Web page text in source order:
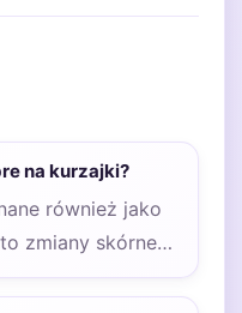
na kurzajki?
również jako
zmiany skórne
wirusy z